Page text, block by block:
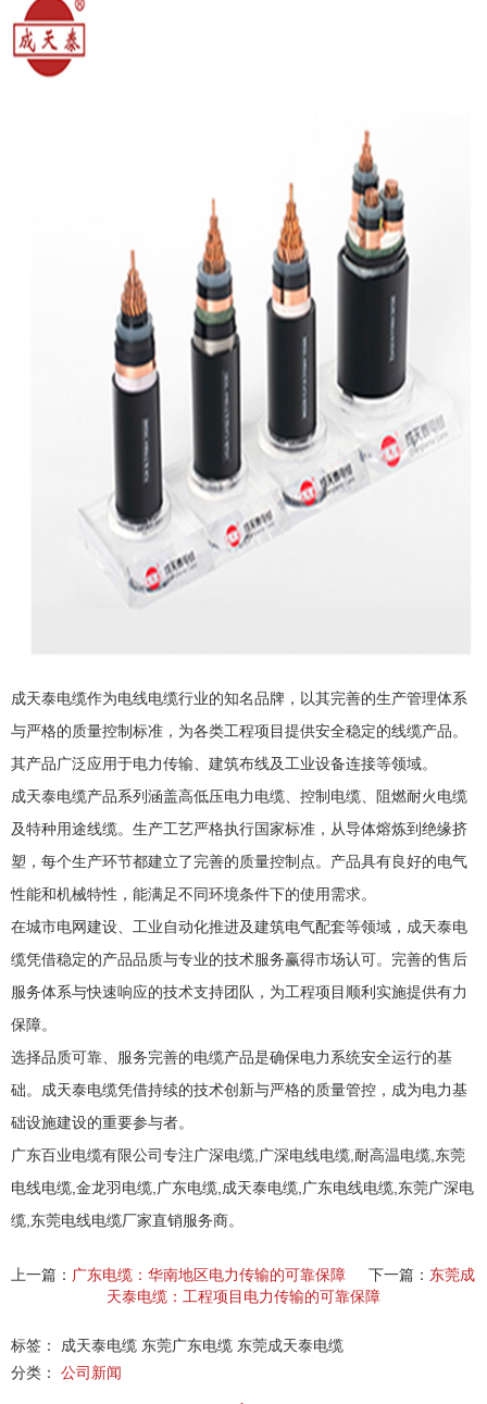
成天泰电缆作为电线电缆行业的知名品牌，以其完善的生产管理体系
与严格的质量控制标准，为各类工程项目提供安全稳定的线缆产品。
其产品广泛应用于电力传输、建筑布线及工业设备连接等领域。
成天泰电缆产品系列涵盖高低压电力电缆、控制电缆、阻燃耐火电缆
及特种用途线缆。生产工艺严格执行国家标准，从导体熔炼到绝缘挤
塑，每个生产环节都建立了完善的质量控制点。产品具有良好的电气
性能和机械特性，能满足不同环境条件下的使用需求。
在城市电网建设、工业自动化推进及建筑电气配套等领域，成天泰电
缆凭借稳定的产品品质与专业的技术服务赢得市场认可。完善的售后
服务体系与快速响应的技术支持团队，为工程项目顺利实施提供有力
保障。
选择品质可靠、服务完善的电缆产品是确保电力系统安全运行的基
础。成天泰电缆凭借持续的技术创新与严格的质量管控，成为电力基
础设施建设的重要参与者。
广东百业电缆有限公司专注广深电缆,广深电线电缆,耐高温电缆,东莞
电线电缆,金龙羽电缆,广东电缆,成天泰电缆,广东电线电缆,东莞广深电
缆,东莞电线电缆厂家直销服务商。
上一篇： 广东电缆：华南地区电力传输的可靠保障 下一篇： 东莞成
天泰电缆：工程项目电力传输的可靠保障
标签： 成天泰电缆 东莞广东电缆 东莞成天泰电缆
分类： 公司新闻